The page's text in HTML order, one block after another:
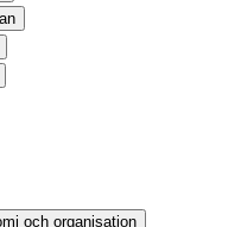
och organisation